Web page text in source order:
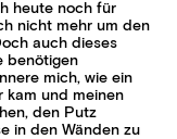
heute noch für
nicht mehr um den
auch dieses
benötigen
mich, wie ein
kam und meinen
den Putz
in den Wänden zu